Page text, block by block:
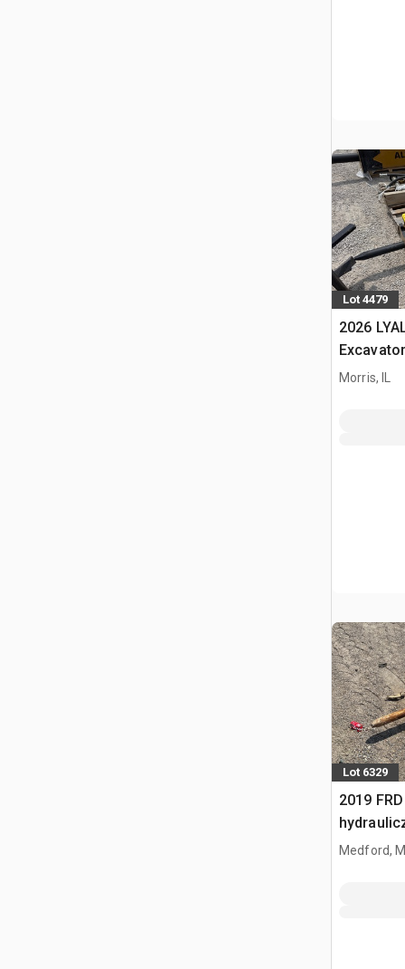
Lot 4479
2026
(Unused)
Morris, IL
Lot 6329
2019
Medford,